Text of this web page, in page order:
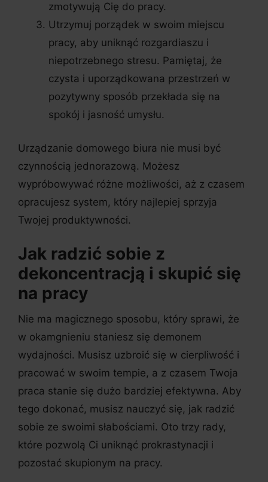
zmotywują Cię do pracy.
Utrzymuj porządek w swoim miejscu
pracy, aby uniknąć rozgardiaszu i
niepotrzebnego stresu. Pamiętaj, że
czysta i uporządkowana przestrzeń w
pozytywny sposób przekłada się na
spokój i jasność umysłu.
Urządzanie domowego biura nie musi być
czynnością jednorazową. Możesz
wypróbowywać różne możliwości, aż z czasem
opracujesz system, który najlepiej sprzyja
Twojej produktywności.
Jak radzić sobie z
dekoncentracją i skupić się
na pracy
Nie ma magicznego sposobu, który sprawi, że
w okamgnieniu staniesz się demonem
wydajności. Musisz uzbroić się w cierpliwość i
pracować w swoim tempie, a z czasem Twoja
praca stanie się dużo bardziej efektywna. Aby
tego dokonać, musisz nauczyć się, jak radzić
sobie ze swoimi słabościami. Oto trzy rady,
które pozwolą Ci uniknąć prokrastynacji i
pozostać skupionym na pracy.